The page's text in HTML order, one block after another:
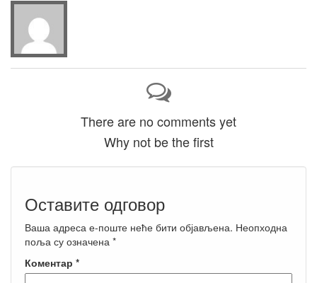
There are no comments yet
Why not be the first
Оставите одговор
Ваша адреса е-поште неће бити објављена. Неопходна
поља су означена *
Коментар *